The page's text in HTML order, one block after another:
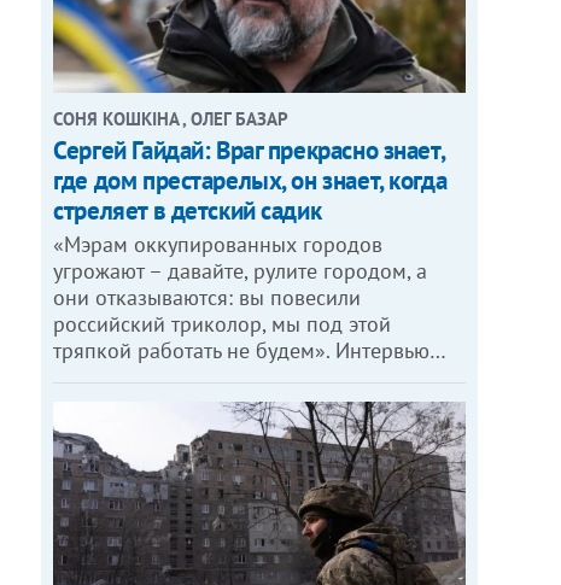
СОНЯ КОШКІНА , ОЛЕГ БАЗАР
Сергей Гайдай: Враг прекрасно знает,
где дом престарелых, он знает, когда
стреляет в детский садик
«Мэрам оккупированных городов
угрожают – давайте, рулите городом, а
они отказываются: вы повесили
российский триколор, мы под этой
тряпкой работать не будем». Интервью…